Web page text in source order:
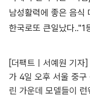
[더팩트ㅣ서예원 기
가 4일 오후 서울 중구
린 가운데 모델들이